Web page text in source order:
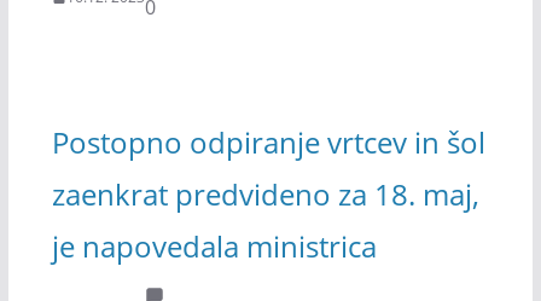
0
Postopno odpiranje vrtcev in šol
zaenkrat predvideno za 18. maj,
je napovedala ministrica